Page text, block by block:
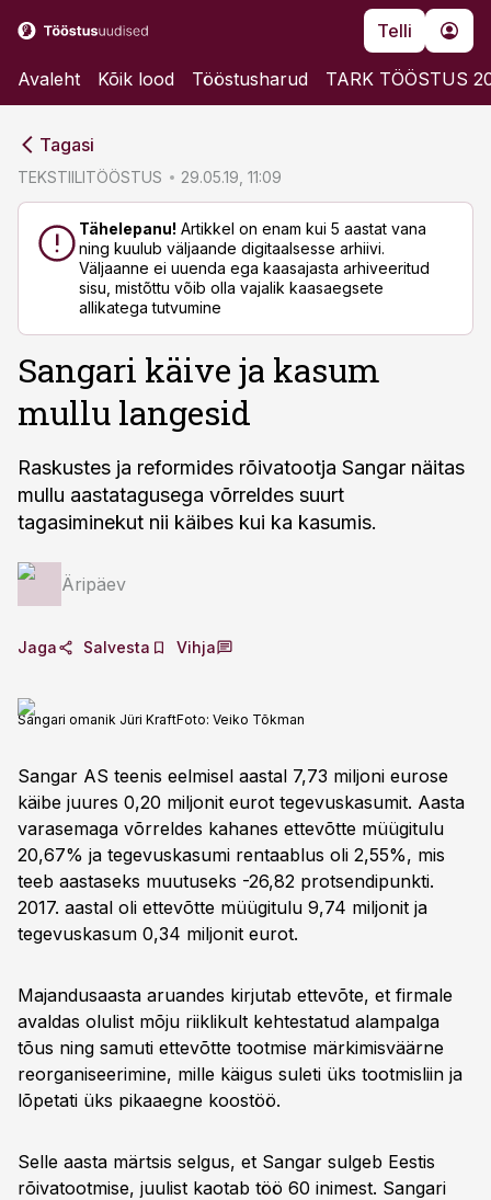
Telli
Avaleht Kõik lood Tööstusharud TARK TÖÖSTUS
Tagasi
TEKSTIILITÖÖSTUS 29.05.19, 11:09
Tähelepanu! Artikkel on enam kui 5 aastat vana
ning kuulub väljaande digitaalsesse arhiivi.
Väljaanne ei uuenda ega kaasajasta arhiveeritud
sisu, mistõttu võib olla vajalik kaasaegsete
allikatega tutvumine
Sangari käive ja kasum
mullu langesid
Raskustes ja reformides rõivatootja Sangar näitas
mullu aastatagusega võrreldes suurt
tagasiminekut nii käibes kui ka kasumis.
Äripäev
Jaga Salvesta Vihja
Sangari omanik Jüri KraftFoto: Veiko Tõkman
Sangar AS teenis eelmisel aastal 7,73 miljoni eurose
käibe juures 0,20 miljonit eurot tegevuskasumit. Aasta
varasemaga võrreldes kahanes ettevõtte müügitulu
20,67% ja tegevuskasumi rentaablus oli 2,55%, mis
teeb aastaseks muutuseks -26,82 protsendipunkti.
2017. aastal oli ettevõtte müügitulu 9,74 miljonit ja
tegevuskasum 0,34 miljonit eurot.
Majandusaasta aruandes kirjutab ettevõte, et firmale
avaldas olulist mõju riiklikult kehtestatud alampalga
tõus ning samuti ettevõtte tootmise märkimisväärne
reorganiseerimine, mille käigus suleti üks tootmisliin ja
lõpetati üks pikaaegne koostöö.
Selle aasta märtsis selgus, et Sangar sulgeb Eestis
rõivatootmise, juulist kaotab töö 60 inimest. Sangari